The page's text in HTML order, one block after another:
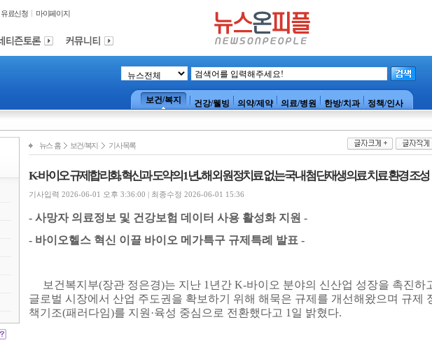
유료신청 마이페이지
보건/복지 건강/웰빙 의약/제약 의료/병원 한방/치과 정책/인사
뉴스 홈 보건/복지 기사목록
K-바이오 규제합리화, 혁신과 도약의 1년... 해외 원정치료 없는 국내 첨단재생의료 치료 환경 조성
기사입력 2026-06-01 오후 3:36:00 | 최종수정 2026-06-01 15:36
- 사망자 의료정보 및 건강보험 데이터 사용 활성화 지원 -
- 바이오헬스 혁신 이끌 바이오 메가특구 규제특례 발표 -
보건복지부(장관 정은경)는 지난 1 년간 K-바이오 분야의 신산업 성장을 촉진하
글로벌 시장에서 산업 주도권을 확보하기 위해 해묵은 규제를 개선해왔으며 규제
책기조(패러다임)를 지원 ·육성 중심으로 전환했다고 1 일 밝혔다.